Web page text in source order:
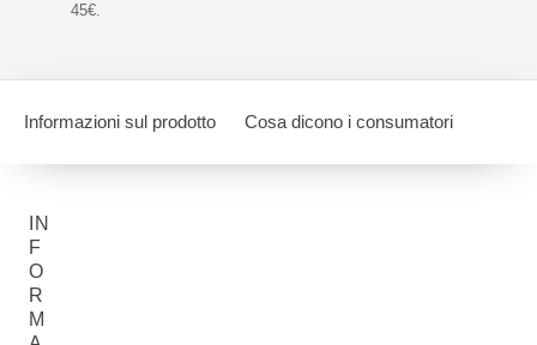
45€.
Informazioni sul prodotto Cosa dicono i consumatori
IN
F
O
R
M